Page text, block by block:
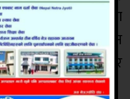
अनलाइन पत्रीकामा
समाचार प्रकाशन
गते घटना स्थलमै पुगेर
थियो ।